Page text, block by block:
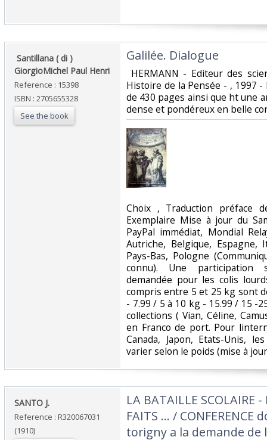
‎ Santillana ( di )
GiorgioMichel Paul Henri ‎
Reference : 15398
ISBN : 2705655328
See the book
‎Galilée. Dialogue‎
HERMANN - Editeur des
Histoire de la Pensée - , 1997
de 430 pages ainsi que ht une
dense et pondéreux en belle
‎Choix , Traduction préface
Exemplaire Mise à jour du
PayPal immédiat, Mondial
Autriche, Belgique, Espagne,
Pays-Bas, Pologne
connu). Une participation
demandée pour les colis
compris entre 5 et 25 kg sont
- 7.99 / 5 à 10 kg - 15.99 / 15 -
collections ( Vian, Céline,
en Franco de port. Pour
Canada, Japon, Etats-Unis,
varier selon le poids (mise à
‎SANTO J.‎
Reference : R320067031
(1910)
‎LA BATAILLE SCOLAIRE
FAITS ... / CONFERENCE
torigny a la demande de